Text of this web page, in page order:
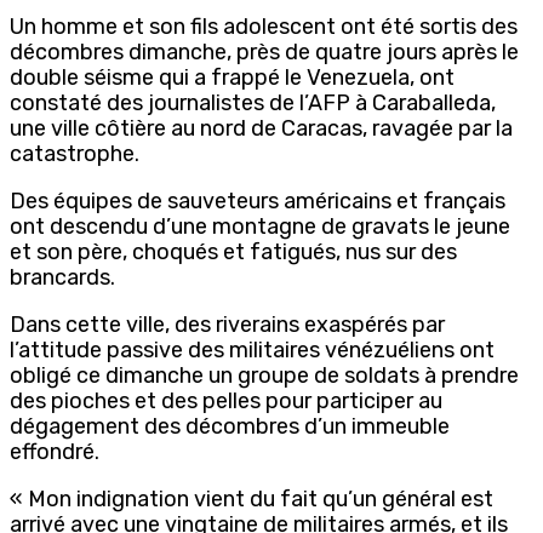
Un homme et son fils adolescent ont été sortis des
décombres dimanche, près de quatre jours après le
double séisme qui a frappé le Venezuela, ont
constaté des journalistes de l’AFP à Caraballeda,
une ville côtière au nord de Caracas, ravagée par la
catastrophe.
Des équipes de sauveteurs américains et français
ont descendu d’une montagne de gravats le jeune
et son père, choqués et fatigués, nus sur des
brancards.
Dans cette ville, des riverains exaspérés par
l’attitude passive des militaires vénézuéliens ont
obligé ce dimanche un groupe de soldats à prendre
des pioches et des pelles pour participer au
dégagement des décombres d’un immeuble
effondré.
« Mon indignation vient du fait qu’un général est
arrivé avec une vingtaine de militaires armés, et ils